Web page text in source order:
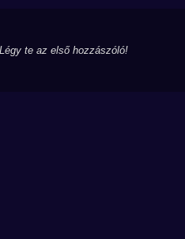
te az első hozzászóló!